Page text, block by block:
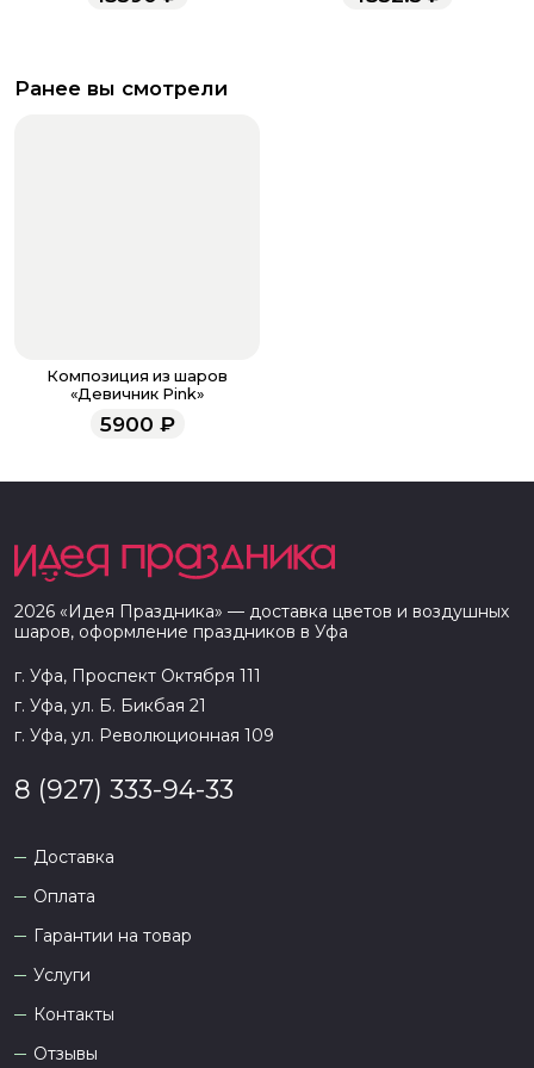
Ранее вы смотрели
Композиция из шаров
«Девичник Pink»
5900 ₽
2026 «Идея Праздника» — доставка цветов и воздушных
шаров, оформление праздников в Уфа
г. Уфа, Проспект Октября 111
г. Уфа, ул. Б. Бикбая 21
г. Уфа, ул. Революционная 109
8 (927) 333-94-33
Доставка
Оплата
Гарантии на товар
Услуги
Контакты
Отзывы